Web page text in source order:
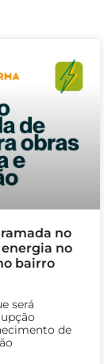
no
no
bairro
será
de